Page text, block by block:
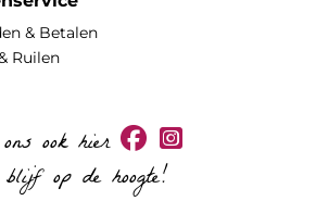
& Betalen
Ruilen
ook hier
op de hoogte!